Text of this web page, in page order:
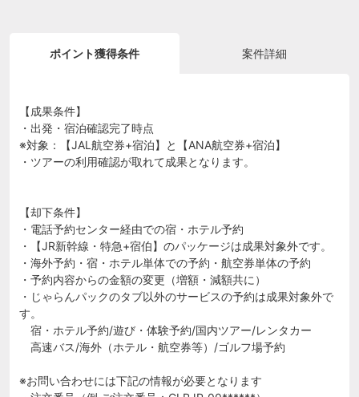
ポイント獲得条件 案件詳細
【成果条件】
・出発・宿泊確認完了時点
※対象：【JAL航空券+宿泊】と【ANA航空券+宿泊】
・ツアーの利用確認が取れて成果となります。
【却下条件】
・電話予約センター経由での宿・ホテル予約
・【JR新幹線・特急+宿伯】のパッケージは成果対象外です。
・海外予約・宿・ホテル単体での予約・航空券単体の予約
・予約内容からの金額の変更（増額・減額共に）
・じゃらんパックのタブ以外のサービスの予約は成果対象外で
す。
宿・ホテル予約/遊び・体験予約/国内ツアー/レンタカー
高速バス/海外（ホテル・航空券等）/ゴルフ場予約
※お問い合わせには下記の情報が必要となります